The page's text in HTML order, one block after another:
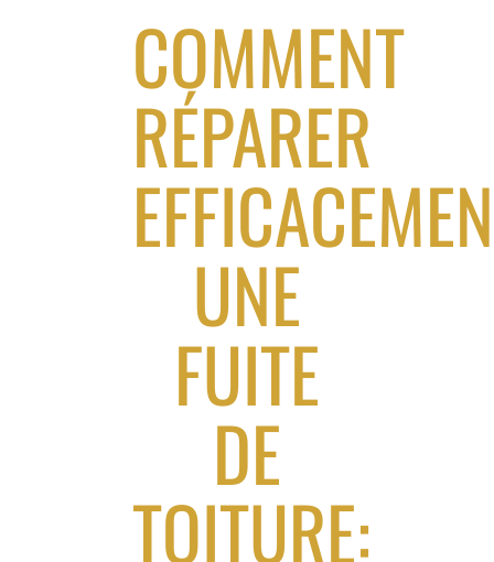
COMMENT
RÉPARER
UNE
FUITE
DE
TOITURE: